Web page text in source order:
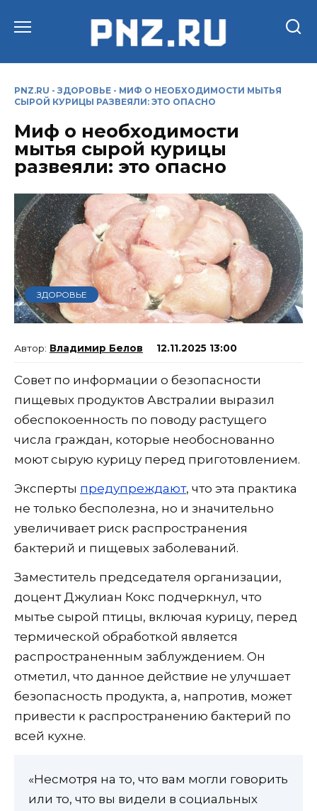
PNZ.RU - ЗДОРОВЬЕ - МИФ О НЕОБХОДИМОСТИ МЫТЬЯ
СЫРОЙ КУРИЦЫ РАЗВЕЯЛИ: ЭТО ОПАСНО
Миф о необходимости
мытья сырой курицы
развеяли: это опасно
ЗДОРОВЬЕ
Владимир Белов 12.11.2025 13:00
Совет по информации о безопасности
пищевых продуктов Австралии выразил
обеспокоенность по поводу растущего
числа граждан, которые необоснованно
моют сырую курицу перед приготовлением.
Эксперты предупреждают, что эта практика
не только бесполезна, но и значительно
увеличивает риск распространения
бактерий и пищевых заболеваний.
Заместитель председателя организации,
доцент Джулиан Кокс подчеркнул, что
мытье сырой птицы, включая курицу, перед
термической обработкой является
распространенным заблуждением. Он
отметил, что данное действие не улучшает
безопасность продукта, а, напротив, может
привести к распространению бактерий по
всей кухне.
«Несмотря на то, что вам могли говорить
или то, что вы видели в социальных